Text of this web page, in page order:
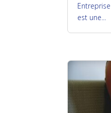
est une...